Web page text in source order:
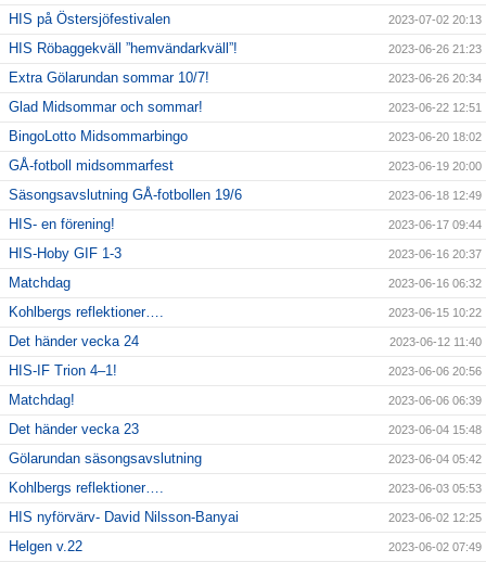
HIS på Östersjöfestivalen 2023-07-02 20:13
HIS Röbaggekväll ”hemvändarkväll”! 2023-06-26 21:23
Extra Gölarundan sommar 10/7! 2023-06-26 20:34
Glad Midsommar och sommar! 2023-06-22 12:51
BingoLotto Midsommarbingo 2023-06-20 18:02
GÅ-fotboll midsommarfest 2023-06-19 20:00
Säsongsavslutning GÅ-fotbollen 19/6 2023-06-18 12:49
HIS- en förening! 2023-06-17 09:44
HIS-Hoby GIF 1-3 2023-06-16 20:37
Matchdag 2023-06-16 06:32
Kohlbergs reflektioner…. 2023-06-15 10:22
Det händer vecka 24 2023-06-12 11:40
HIS-IF Trion 4–1! 2023-06-06 20:56
Matchdag! 2023-06-06 06:39
Det händer vecka 23 2023-06-04 15:48
Gölarundan säsongsavslutning 2023-06-04 05:42
Kohlbergs reflektioner…. 2023-06-03 05:53
HIS nyförvärv- David Nilsson-Banyai 2023-06-02 12:25
Helgen v.22 2023-06-02 07:49